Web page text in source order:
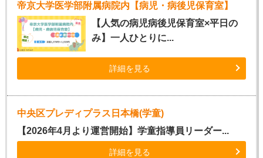
帝京大学医学部附属病院内【病児・病後児保育室】
【人気の病児病後児保育室×平日の
み】一人ひとりに...
詳細を見る
中央区プレディプラス日本橋(学童)
【2026年4月より運営開始】学童指導員リーダー...
詳細を見る